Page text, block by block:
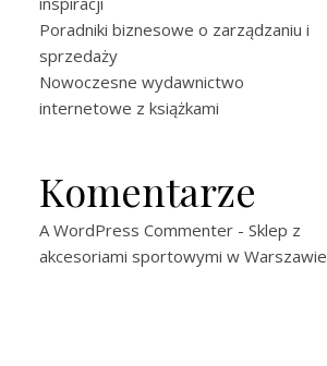
Poradniki biznesowe o zarządzaniu i
sprzedaży
Nowoczesne wydawnictwo
internetowe z książkami
Komentarze
A WordPress Commenter - Sklep z
akcesoriami sportowymi w Warszawie